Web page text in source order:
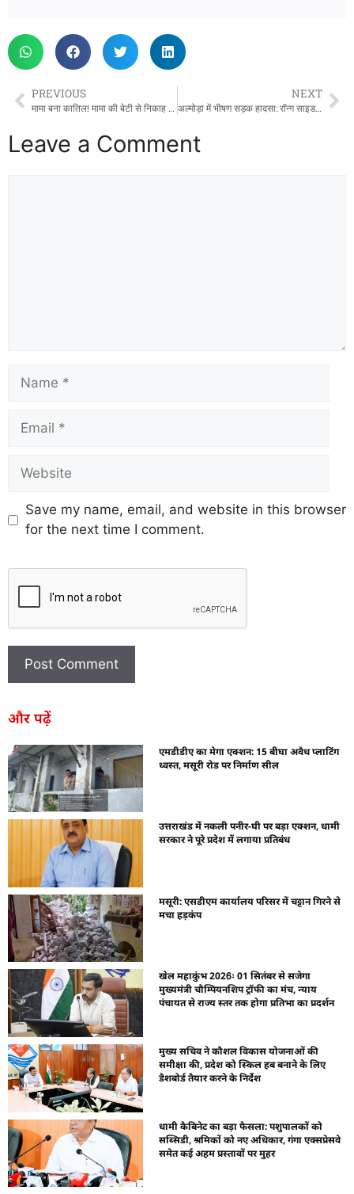
PREVIOUS
मामा बना कातिल! मामा की बेटी से निकाह करने पर बीच बाजार भांजे की चाकू से हत्या, आरोपी फरार
NEXT
अल्मोड़ा में भीषण सड़क हादसा: रॉन्ग साइड से आए तेज रफ्तार कैंटर ने कार को मारी टक्कर, एक ही परिवार के 5 लोग घायल
Leave a Comment
Save my name, email, and website in this browser
for the next time I comment.
और पढ़ें
एमडीडीए का मेगा एक्शन: 15 बीघा अवैध प्लाटिंग
ध्वस्त, मसूरी रोड पर निर्माण सील
उत्तराखंड में नकली पनीर-घी पर बड़ा एक्शन, धामी
सरकार ने पूरे प्रदेश में लगाया प्रतिबंध
मसूरी: एसडीएम कार्यालय परिसर में चट्टान गिरने से
मचा हड़कंप
खेल महाकुंभ 2026ः 01 सितंबर से सजेगा
मुख्यमंत्री चौम्पियनशिप ट्रॉफी का मंच, न्याय
पंचायत से राज्य स्तर तक होगा प्रतिभा का प्रदर्शन
मुख्य सचिव ने कौशल विकास योजनाओं की
समीक्षा की, प्रदेश को स्किल हब बनाने के लिए
डैशबोर्ड तैयार करने के निर्देश
धामी कैबिनेट का बड़ा फैसला: पशुपालकों को
सब्सिडी, श्रमिकों को नए अधिकार, गंगा एक्सप्रेसवे
समेत कई अहम प्रस्तावों पर मुहर